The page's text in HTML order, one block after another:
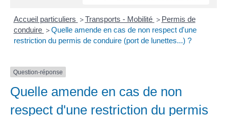
Accueil particuliers > Transports - Mobilité > Permis de
conduire > Quelle amende en cas de non respect d'une
restriction du permis de conduire (port de lunettes...) ?
Question-réponse
Quelle amende en cas de non
respect d'une restriction du permis